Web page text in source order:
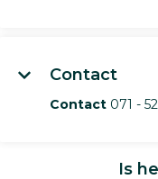
Contact
Contact 071 -
Is